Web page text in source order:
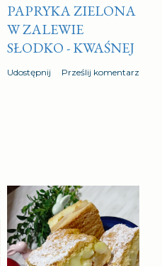
PAPRYKA ZIELONA
W ZALEWIE
SŁODKO - KWAŚNEJ
Udostępnij Prześlij komentarz